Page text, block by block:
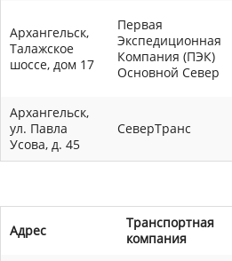
Архангельск,
Талажское
шоссе, дом 17
Первая
Экспедиционная
Компания (ПЭК)
Основной Север
Архангельск,
ул. Павла
Усова, д. 45
СеверТранс
Адрес
Транспортная
компания